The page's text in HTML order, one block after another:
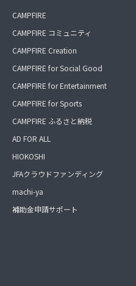
CAMPFIRE
CAMPFIRE コミュニティ
CAMPFIRE Creation
CAMPFIRE for Social Good
CAMPFIRE for Entertainment
CAMPFIRE for Sports
CAMPFIRE ふるさと納税
AD FOR ALL
HIOKOSHI
JFAクラウドファンディング
machi-ya
補助金申請サポート